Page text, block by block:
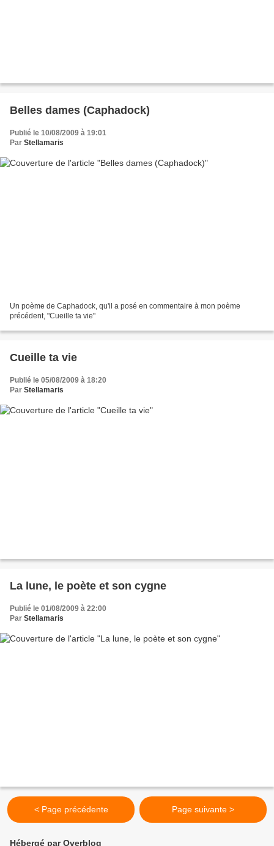
Belles dames (Caphadock)
Publié le 10/08/2009 à 19:01
Par Stellamaris
Un poème de Caphadock, qu'il a posé en commentaire à mon poème
précédent, "Cueille ta vie"
Cueille ta vie
Publié le 05/08/2009 à 18:20
Par Stellamaris
La lune, le poète et son cygne
Publié le 01/08/2009 à 22:00
Par Stellamaris
< Page précédente Page suivante >
Hébergé par Overblog